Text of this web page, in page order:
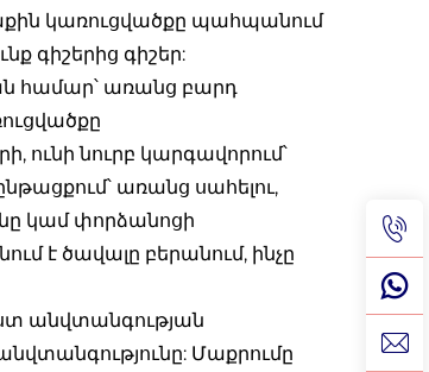
կառուցվածքը պահպանում
գիշերից գիշեր:
համար՝ առանց բարդ
նուրբ կարգավորում՝
առանց սահելու,
կամ փորձանոցի
է ծավալը բերանում, ինչը
անվտանգության
Մաքրումը